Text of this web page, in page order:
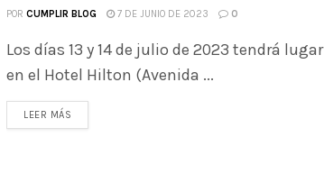
POR CUMPLIR BLOG 7 DE JUNIO DE 2023 0
Los días 13 y 14 de julio de 2023 tendrá lugar
en el Hotel Hilton (Avenida ...
LEER MÁS